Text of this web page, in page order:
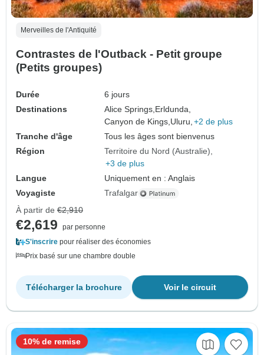
Merveilles de l'Antiquité
Contrastes de l'Outback - Petit groupe
(Petits groupes)
Durée
6 jours
Destinations
Alice Springs,Erldunda,
Canyon de Kings,Uluru, +2 de plus
Tranche d'âge
Tous les âges sont bienvenus
Région
Territoire du Nord (Australie)
+3 de plus
Langue
Uniquement en : Anglais
Voyagiste
Trafalgar
À partir de €2,910
€2,619
par personne
S'inscrire pour réaliser des économies
Prix basé sur une chambre double
Voir le circuit
Télécharger la brochure
10% de remise